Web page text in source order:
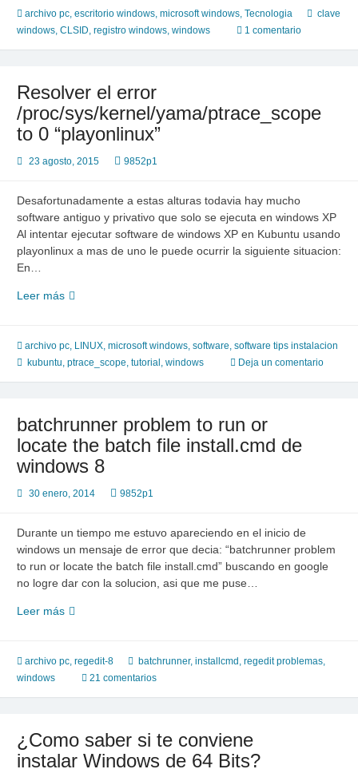
Windows
por
medio
archivo pc, escritorio windows, microsoft windows, Tecnologia
clave
windows, CLSID, registro windows, windows 1 comentario
Resolver el error
/proc/sys/kernel/yama/ptrace_scope
to 0 “playonlinux”
23 agosto, 2015 9852p1
Desafortunadamente a estas alturas todavia hay mucho
software antiguo y privativo que solo se ejecuta en windows XP
Al intentar ejecutar software de windows XP en Kubuntu usando
playonlinux a mas de uno le puede ocurrir la siguiente situacion:
En…
Leer másResolver
/proc/sys/kernel/yama/ptrace_scope
to
0
archivo pc, LINUX, microsoft windows, software, software tips instalacion
kubuntu, ptrace_scope, tutorial , windows Deja un comentario
batchrunner problem to run or
locate the batch file install.cmd de
windows 8
30 enero, 2014 9852p1
Durante un tiempo me estuvo apareciendo en el inicio de
windows un mensaje de error que decia: “batchrunner problem
to run or locate the batch file install.cmd” buscando en google
no logre dar con la solucion, asi que me puse…
Leer másbatchrunner
run
locate
file
install.cmd
archivo pc, regedit-8 batchrunner, installcmd , regedit problemas,
windows
21 comentarios
¿Como saber si te conviene
instalar Windows de 64 Bits?